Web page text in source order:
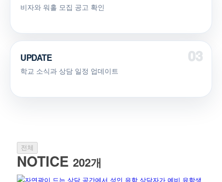
비자와 워홀 모집 공고 확인
UPDATE
학교 소식과 상담 일정 업데이트
전체
NOTICE 202개